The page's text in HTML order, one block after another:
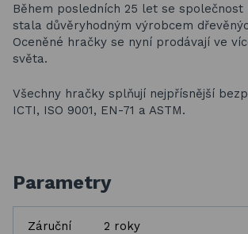
Během posledních 25 let se společnost
stala důvěryhodným výrobcem
Oceněné hračky se nyní prodávají ve
světa.
Všechny hračky splňují nejpřísnější
ICTI, ISO 9001, EN-71 a ASTM.
Parametry
Záruční
2 roky